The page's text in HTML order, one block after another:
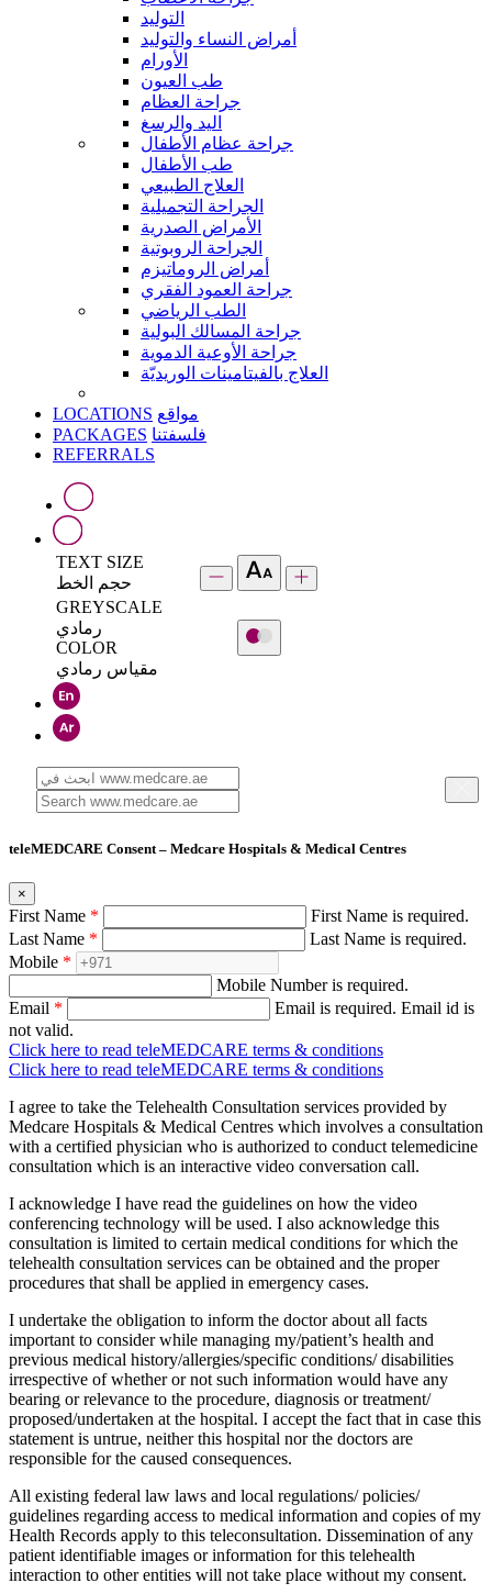
التوليد
أمراض النساء والتوليد
الأورام
طب العيون
جراحة العظام
اليد والرسغ
جراحة عظام الأطفال
طب الأطفال
العلاج الطبيعي
الجراحة التجميلية
الأمراض الصدرية
الجراحة الروبوتية
أمراض الروماتيزم
جراحة العمود الفقري
الطب الرياضي
جراحة المسالك البولية
جراحة الأوعية الدموية
العلاج بالفيتامينات الوريديّة
LOCATIONS مواقع
PACKAGES فلسفتنا
REFERRALS
TEXT SIZE
حجم الخط
GREYSCALE
رمادي
COLOR
مقياس رمادي
teleMEDCARE Consent – Medcare Hospitals & Medical Centres
×
First Name *
First Name is required.
Last Name *
Last Name is required.
Mobile *
Mobile Number is required.
Email * Email is required. Email id is
not valid.
Click here to read teleMEDCARE terms & conditions
Click here to read teleMEDCARE terms & conditions
I agree to take the Telehealth Consultation services provided by
Medcare Hospitals & Medical Centres which involves a consultation
with a certified physician who is authorized to conduct telemedicine
consultation which is an interactive video conversation call.
I acknowledge I have read the guidelines on how the video
conferencing technology will be used. I also acknowledge this
consultation is limited to certain medical conditions for which the
telehealth consultation services can be obtained and the proper
procedures that shall be applied in emergency cases.
I undertake the obligation to inform the doctor about all facts
important to consider while managing my/patient’s health and
previous medical history/allergies/specific conditions/ disabilities
irrespective of whether or not such information would have any
bearing or relevance to the procedure, diagnosis or treatment/
proposed/undertaken at the hospital. I accept the fact that in case this
statement is untrue, neither this hospital nor the doctors are
responsible for the caused consequences.
All existing federal law laws and local regulations/ policies/
guidelines regarding access to medical information and copies of my
Health Records apply to this teleconsultation. Dissemination of any
patient identifiable images or information for this telehealth
interaction to other entities will not take place without my consent.